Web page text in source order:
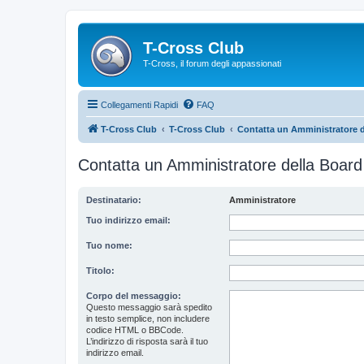
T-Cross Club
T-Cross, il forum degli appassionati
Collegamenti Rapidi FAQ
T-Cross Club T-Cross Club Contatta un Amministratore
Contatta un Amministratore della Board
Destinatario: Amministratore
Tuo indirizzo email:
Tuo nome:
Titolo:
Corpo del messaggio:
Questo messaggio sarà spedito
in testo semplice, non includere
codice HTML o BBCode.
L’indirizzo di risposta sarà il tuo
indirizzo email.